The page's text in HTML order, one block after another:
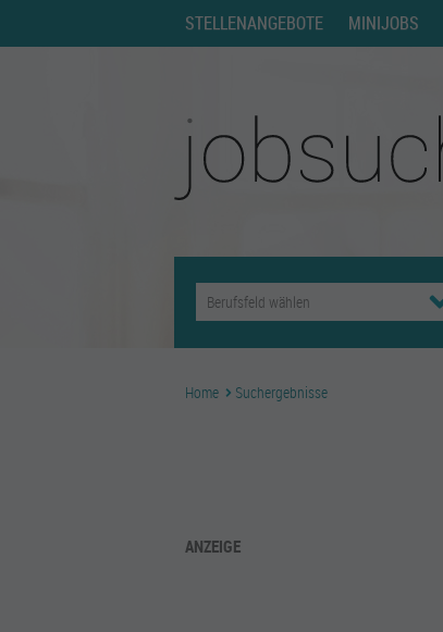
STELLENANGEBOTE MINIJOBS
Home Suchergebnisse
ANZEIGE